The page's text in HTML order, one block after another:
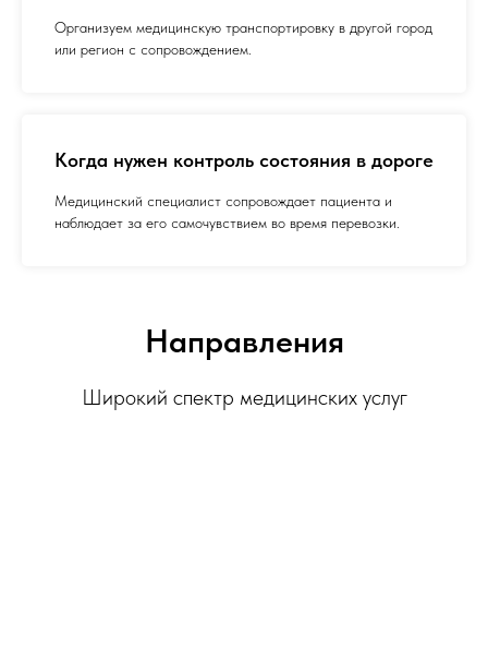
Организуем медицинскую транспортировку в другой город
или регион с сопровождением.
Когда нужен контроль состояния в дороге
Медицинский специалист сопровождает пациента и
наблюдает за его самочувствием во время перевозки.
Направления
Широкий спектр медицинских услуг